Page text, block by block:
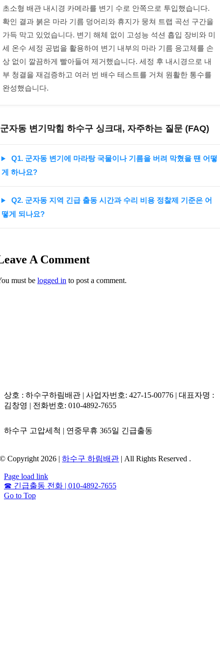
초소형 배관 내시경 카메라를 변기 수로 안쪽으로 투입했습니다.
확인 결과 붉은 마라 기름 덩어리와 휴지가 뭉쳐 트랩 곡선 구간을
가득 막고 있었습니다. 변기 해체 없이 고성능 석션 흡입 장비와 미
세 온수 세정 공법을 활용하여 변기 내부의 마라 기름 응고체를 손
상 없이 깔끔하게 빨아들여 제거했습니다. 세정 후 내시경으로 내
부 청결을 재검증하고 여러 번 배수 테스트를 거쳐 원활한 통수를
완성했습니다.
군자동 변기막힘 하수구 싱크대, 자주하는 질문 (FAQ)
Q1. 군자동 변기에 마라탕 국물이나 기름을 버려 막혔을 땐 어떻
게 하나요?
Q2. 군자동 지역 긴급 출동 시간과 수리 비용 정찰제 기준은 어
떻게 되나요?
A Comment
must be logged in to post a comment.
상호 : 하수구하림배관 | 사업자번호: 427-15-00776 | 대표자명 :
김창영 | 전화번호: 010-4892-7655
하수구 고압세척 | 연중무휴 365일 긴급출동
© Copyright 2026 |하수구 하림배관 | All Rights Reserved .
Page load link
☎ 긴급출동 전화 | 010-4892-7655
Go to Top